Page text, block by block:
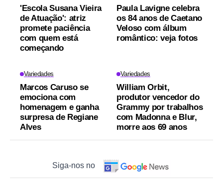
'Escola Susana Vieira
de Atuação': atriz
promete paciência
com quem está
começando
Paula Lavigne celebra
os 84 anos de Caetano
Veloso com álbum
romântico: veja fotos
Variedades
Marcos Caruso se
emociona com
homenagem e ganha
surpresa de Regiane
Alves
Variedades
William Orbit,
produtor vencedor do
Grammy por trabalhos
com Madonna e Blur,
morre aos 69 anos
Siga-nos no